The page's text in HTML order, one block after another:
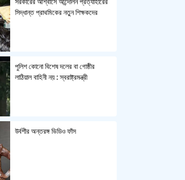
সিদ্ধান্ত প্রাথমিকের নতুন শিক্ষকদের
পুলিশ কোনো বিশেষ দলের বা গোষ্ঠীর
লাঠিয়াল বাহিনী নয় : স্বরাষ্ট্রমন্ত্রী
উর্বশীর অন্তরঙ্গ ভিডিও ফাঁস